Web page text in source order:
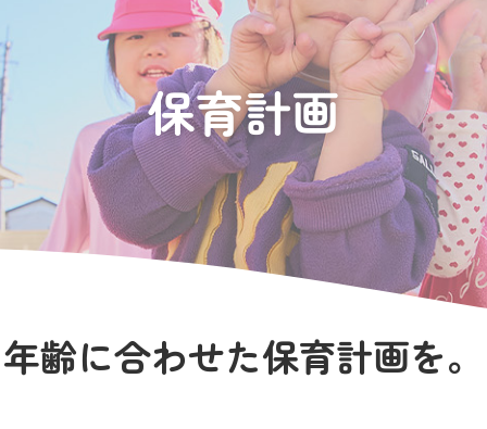
保育計画
年齢に合わせた保育計画を。